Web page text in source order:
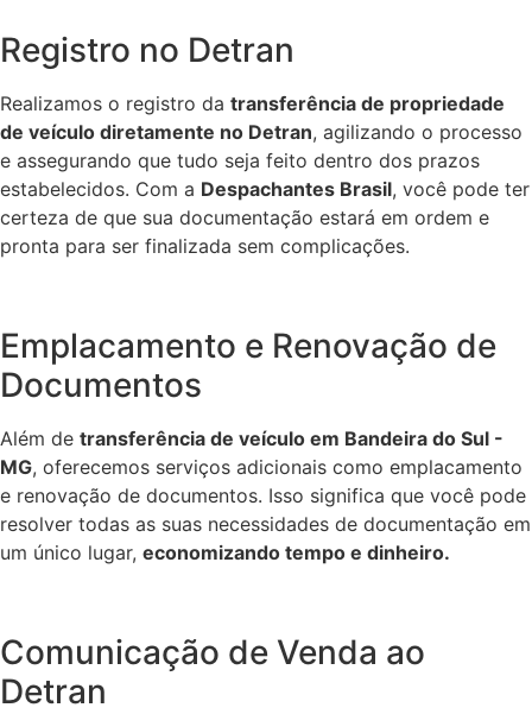
Registro no Detran
Realizamos o registro da transferência de propriedade
de veículo diretamente no Detran, agilizando o processo
e assegurando que tudo seja feito dentro dos prazos
estabelecidos. Com a Despachantes Brasil, você pode ter
certeza de que sua documentação estará em ordem e
pronta para ser finalizada sem complicações.
Emplacamento e Renovação de
Documentos
Além de transferência de veículo em Bandeira do Sul -
MG, oferecemos serviços adicionais como emplacamento
e renovação de documentos. Isso significa que você pode
resolver todas as suas necessidades de documentação em
um único lugar, economizando tempo e dinheiro.
Comunicação de Venda ao
Detran